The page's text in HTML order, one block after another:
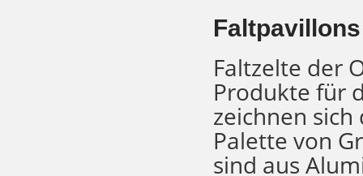
Faltzelte der
Produkte für
zeichnen
Palette von
sind aus